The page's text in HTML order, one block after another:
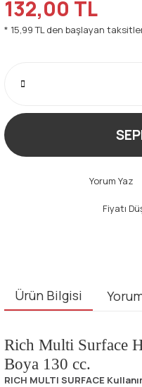
132,00 TL
* 15,99 TL den başlayan
Yorum Yaz
Fiyatı
Ürün Bilgisi
Rich Multi Surface
Boya 130 cc.
RICH MULTI SURFACE